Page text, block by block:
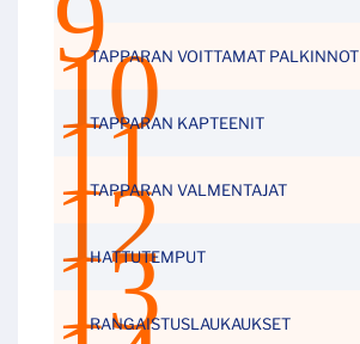
TAPPARAN VOITTAMAT PALKINNOT
TAPPARAN KAPTEENIT
TAPPARAN VALMENTAJAT
HATTUTEMPUT
RANGAISTUSLAUKAUKSET